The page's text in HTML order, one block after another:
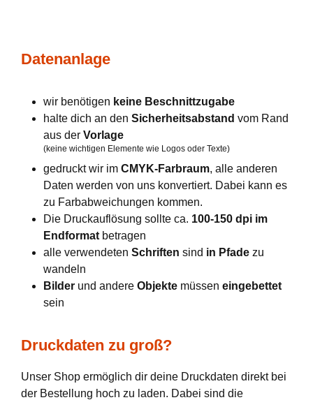
Datenanlage
wir benötigen keine Beschnittzugabe
halte dich an den Sicherheitsabstand vom Rand
aus der Vorlage
(keine wichtigen Elemente wie Logos oder Texte)
gedruckt wir im CMYK-Farbraum, alle anderen
Daten werden von uns konvertiert. Dabei kann es
zu Farbabweichungen kommen.
Die Druckauflösung sollte ca. 100-150 dpi im
Endformat betragen
alle verwendeten Schriften sind in Pfade zu
wandeln
Bilder und andere Objekte müssen eingebettet
sein
Druckdaten zu groß?
Unser Shop ermöglich dir deine Druckdaten direkt bei
der Bestellung hoch zu laden. Dabei sind die